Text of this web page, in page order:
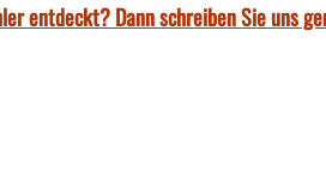
entdeckt? Dann schreiben Sie uns